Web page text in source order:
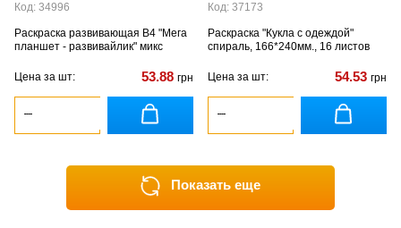
Код: 34996
Раскраска развивающая В4 "Мега
планшет - развивайлик" микс
Цена за шт: 53.88 грн
Код: 37173
Раскраска "Кукла с одеждой"
спираль, 166*240мм., 16 листов
Цена за шт: 54.53 грн
Показать еще